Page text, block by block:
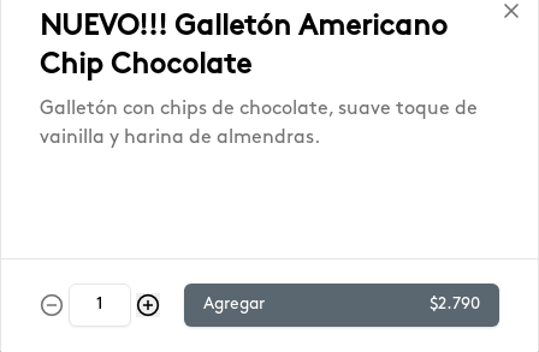
Madalena Zanahoria
$2.290
NUEVO!!! Galletón Americano
Chip Chocolate
Galletón con chips de chocolate, suave toque de
vainilla y harina de almendras.
Agregar $2.790